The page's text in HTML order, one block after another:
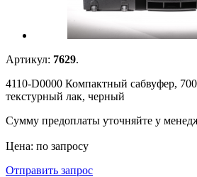
Артикул: 7629.
4110-D0000 Компактный сабвуфер,
текстурный лак, черный
Сумму предоплаты уточняйте у
Цена: по запросу
Отправить запрос